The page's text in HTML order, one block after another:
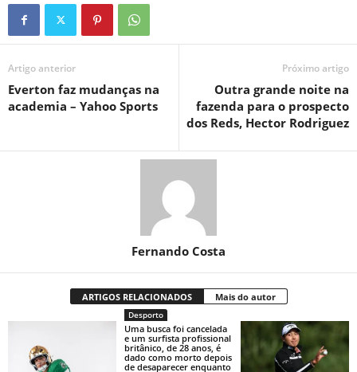
Artigo anterior
Everton faz mudanças na
academia – Yahoo Sports
Próximo artigo
Outra grande noite na
fazenda para o prospecto
dos Reds, Hector Rodriguez
Fernando Costa
ARTIGOS RELACIONADOS Mais do autor
Desporto
Uma busca foi cancelada
e um surfista profissional
britânico, de 28 anos, é
dado como morto depois
de desaparecer enquanto